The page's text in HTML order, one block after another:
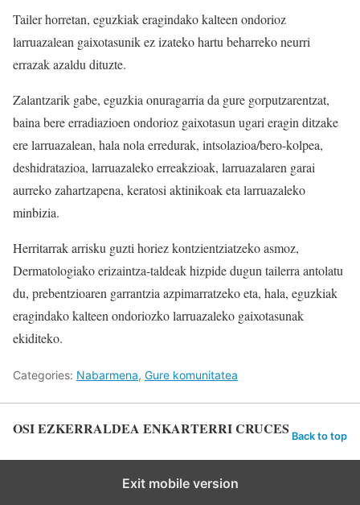
Tailer horretan, eguzkiak eragindako kalteen ondorioz
larruazalean gaixotasunik ez izateko hartu beharreko neurri
errazak azaldu dituzte.
Zalantzarik gabe, eguzkia onuragarria da gure gorputzarentzat,
baina bere erradiazioen ondorioz gaixotasun ugari eragin ditzake
ere larruazalean, hala nola erredurak, intsolazioa/bero-kolpea,
deshidratazioa, larruazaleko erreakzioak, larruazalaren garai
aurreko zahartzapena, keratosi aktinikoak eta larruazaleko
minbizia.
Herritarrak arrisku guzti horiez kontzientziatzeko asmoz,
Dermatologiako erizaintza-taldeak hizpide dugun tailerra antolatu
du, prebentzioaren garrantzia azpimarratzeko eta, hala, eguzkiak
eragindako kalteen ondoriozko larruazaleko gaixotasunak
ekiditeko.
Categories: Nabarmena, Gure komunitatea
OSI EZKERRALDEA ENKARTERRI CRUCES Back to top
Exit mobile version